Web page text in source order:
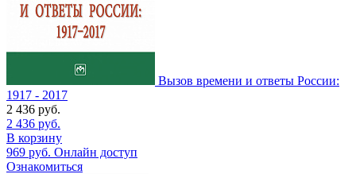
Вызов времени и ответы России:
1917 - 2017
2 436 руб.
2 436 руб.
В корзину
969 руб. Онлайн доступ
Ознакомиться